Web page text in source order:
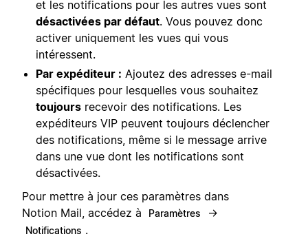
et les notifications pour les autres vues sont
désactivées par défaut. Vous pouvez donc
activer uniquement les vues qui vous
intéressent.
Par expéditeur : Ajoutez des adresses e-mail
spécifiques pour lesquelles vous souhaitez
toujours recevoir des notifications. Les
expéditeurs VIP peuvent toujours déclencher
des notifications, même si le message arrive
dans une vue dont les notifications sont
désactivées.
Pour mettre à jour ces paramètres dans
Notion Mail, accédez à
Paramètres →
Notifications .